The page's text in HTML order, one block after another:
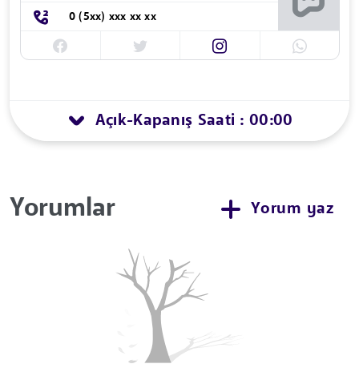
0 (5xx) xxx xx xx
Açık-Kapanış Saati : 00:00
Yorumlar Yorum yaz